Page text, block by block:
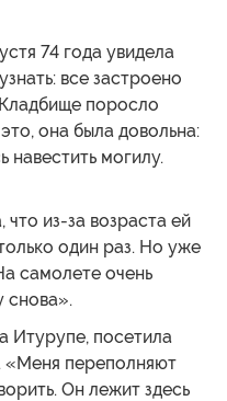
74 года увидела
все застроено
поросло
она была довольна:
навестить могилу.
из-за возраста ей
один раз. Но уже
самолете очень
снова».
Итурупе, посетила
«Меня переполняют
Он лежит здесь